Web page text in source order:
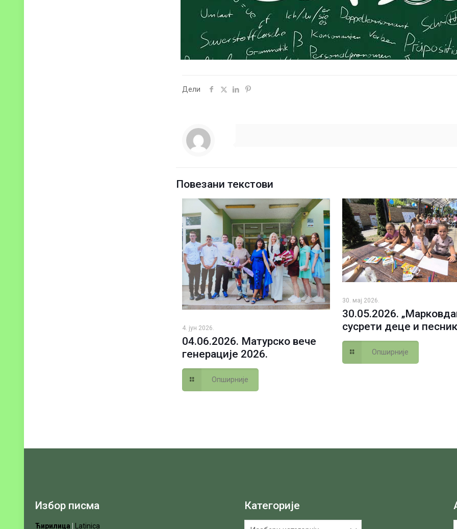
Дели
Повезани текстови
4. јун 2026.
04.06.2026. Матурско вече
генерације 2026.
Опширније
30. мај 2026.
30.05.2026.
сусрети деце и
Опширније
Избор писма
Ћирилица Latinica
Категорије
Категорије